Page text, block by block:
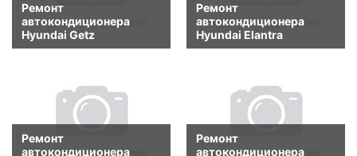
Ремонт
автокондиционера
Hyundai Getz
Ремонт
автокондиционера
Hyundai Elantra
Ремонт
автокондиционера
Ремонт
автокондиционера